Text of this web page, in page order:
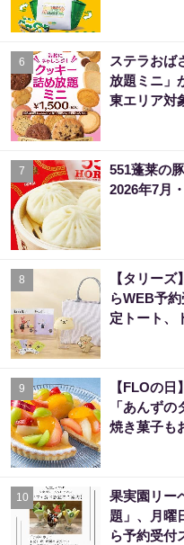
6
ステラおば
放題ミニ」
東エリア対
7
551蓬莱の
2026年7月
8
【タリー
らWEB予
定トート、
9
【FLOの
「あんず
焼き菓子も
10
果実園リー
題」、月曜
ら予約受付